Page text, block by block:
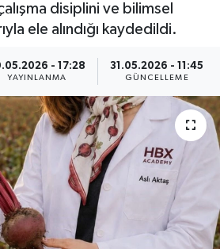
disiplini ve bilimsel
ele alındığı kaydedildi.
- 17:28
YAYINLANMA
31.05.2026 - 11:45
GÜNCELLEME